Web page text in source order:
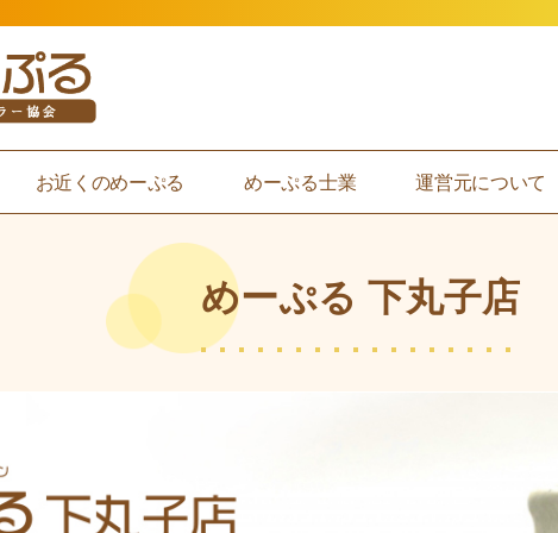
お近くのめーぷる めーぷる士業 運営元について
めーぷる 下丸子店